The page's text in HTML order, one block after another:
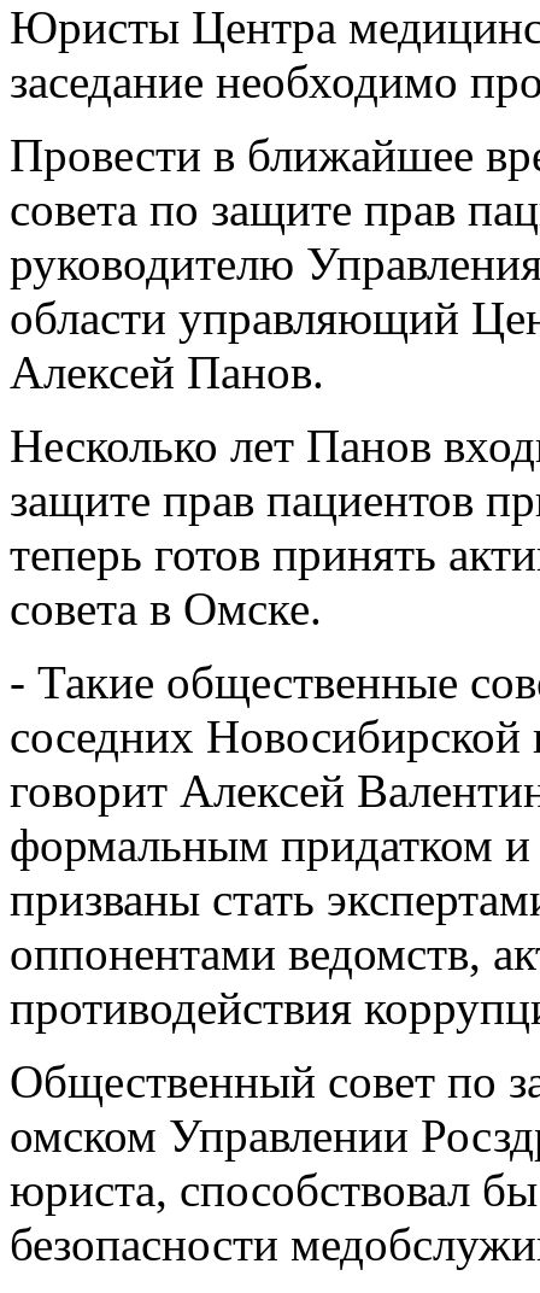
Юристы Центра
заседание необходимо
Провести в ближайшее
совета по защите прав
руководителю
области управляющий
Алексей Панов.
Несколько лет Панов
защите прав пациентов
теперь готов принять
совета в Омске.
- Такие общественные
соседних
говорит Алексей
формальным придатком и
призваны стать
оппонентами ведомств,
противодействия
Общественный совет по
омском Управлении
юриста, способствовал
безопасности